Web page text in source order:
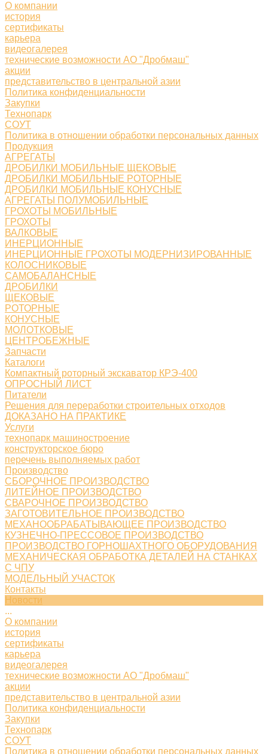
О компании
история
сертификаты
карьера
видеогалерея
технические возможности АО "Дробмаш"
акции
представительство в центральной азии
Политика конфиденциальности
Закупки
Технопарк
СОУТ
Политика в отношении обработки персональных данных
Продукция
АГРЕГАТЫ
ДРОБИЛКИ МОБИЛЬНЫЕ ЩЕКОВЫЕ
ДРОБИЛКИ МОБИЛЬНЫЕ РОТОРНЫЕ
ДРОБИЛКИ МОБИЛЬНЫЕ КОНУСНЫЕ
АГРЕГАТЫ ПОЛУМОБИЛЬНЫЕ
ГРОХОТЫ МОБИЛЬНЫЕ
ГРОХОТЫ
ВАЛКОВЫЕ
ИНЕРЦИОННЫЕ
ИНЕРЦИОННЫЕ ГРОХОТЫ МОДЕРНИЗИРОВАННЫЕ
КОЛОСНИКОВЫЕ
САМОБАЛАНСНЫЕ
ДРОБИЛКИ
ЩЕКОВЫЕ
РОТОРНЫЕ
КОНУСНЫЕ
МОЛОТКОВЫЕ
ЦЕНТРОБЕЖНЫЕ
Запчасти
Каталоги
Компактный роторный экскаватор КРЭ-400
ОПРОСНЫЙ ЛИСТ
Питатели
Решения для переработки строительных отходов
ДОКАЗАНО НА ПРАКТИКЕ
Услуги
технопарк машиностроение
конструкторское бюро
перечень выполняемых работ
Производство
СБОРОЧНОЕ ПРОИЗВОДСТВО
ЛИТЕЙНОЕ ПРОИЗВОДСТВО
СВАРОЧНОЕ ПРОИЗВОДСТВО
ЗАГОТОВИТЕЛЬНОЕ ПРОИЗВОДСТВО
МЕХАНООБРАБАТЫВАЮЩЕЕ ПРОИЗВОДСТВО
КУЗНЕЧНО-ПРЕССОВОЕ ПРОИЗВОДСТВО
ПРОИЗВОДСТВО ГОРНОШАХТНОГО ОБОРУДОВАНИЯ
МЕХАНИЧЕСКАЯ ОБРАБОТКА ДЕТАЛЕЙ НА СТАНКАХ
С ЧПУ
МОДЕЛЬНЫЙ УЧАСТОК
Контакты
Новости
...
О компании
история
сертификаты
карьера
видеогалерея
технические возможности АО "Дробмаш"
акции
представительство в центральной азии
Политика конфиденциальности
Закупки
Технопарк
СОУТ
Политика в отношении обработки персональных данных